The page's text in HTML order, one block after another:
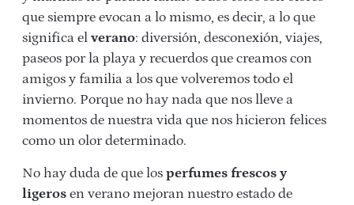
que siempre evocan a lo mismo, es decir, a lo que
significa el verano: diversión, desconexión, viajes,
paseos por la playa y recuerdos que creamos con
amigos y familia a los que volveremos todo el
invierno. Porque no hay nada que nos lleve a
momentos de nuestra vida que nos hicieron felices
como un olor determinado.
No hay duda de que los perfumes frescos y
ligeros en verano mejoran nuestro estado de